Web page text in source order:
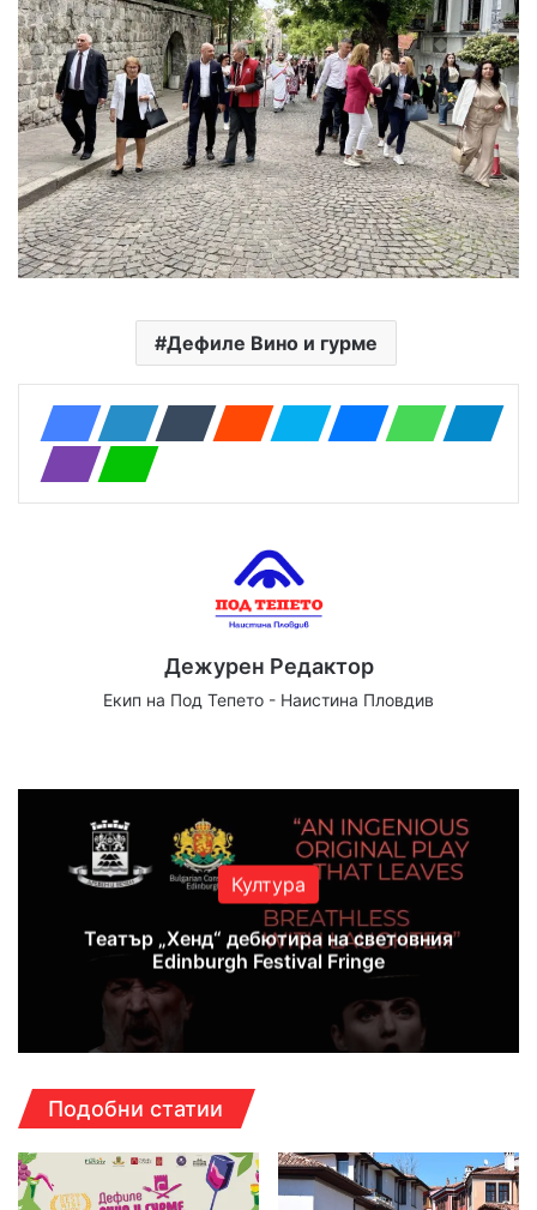
Дефиле Вино и гурме
Дежурен Редактор
Екип на Под Тепето - Наистина Пловдив
Култура
Театър „Хенд“ дебютира на световния
Edinburgh Festival Fringe
Подобни статии